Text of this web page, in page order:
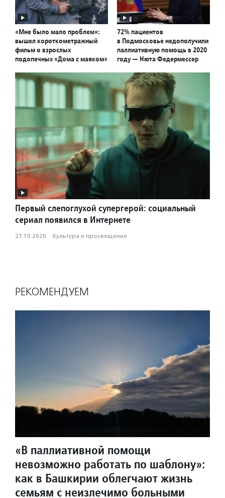
«Мне было мало проблем»:
вышел короткометражный
фильм о взрослых
подопечных «Дома с маяком»
72% пациентов
в Подмосковье недополучили
паллиативную помощь в 2020
году — Нюта Федермессер
Первый слепоглухой супергерой: социальный
сериал появился в Интернете
27.10.2020 · Культура и просвещение
РЕКОМЕНДУЕМ
«В паллиативной помощи
невозможно работать по шаблону»:
как в Башкирии облегчают жизнь
семьям с неизлечимо больными